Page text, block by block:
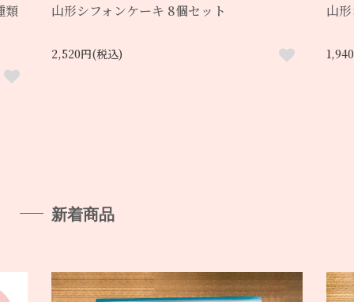
類 山形シフォンケーキ 8個セット
2,520円(税込)
山
新着商品